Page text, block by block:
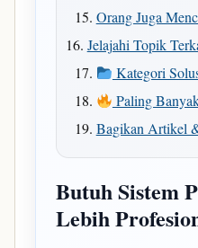
Orang Juga
Jelajahi Topik
Kategori
Paling
Bagikan Artikel
Butuh Sistem
Lebih